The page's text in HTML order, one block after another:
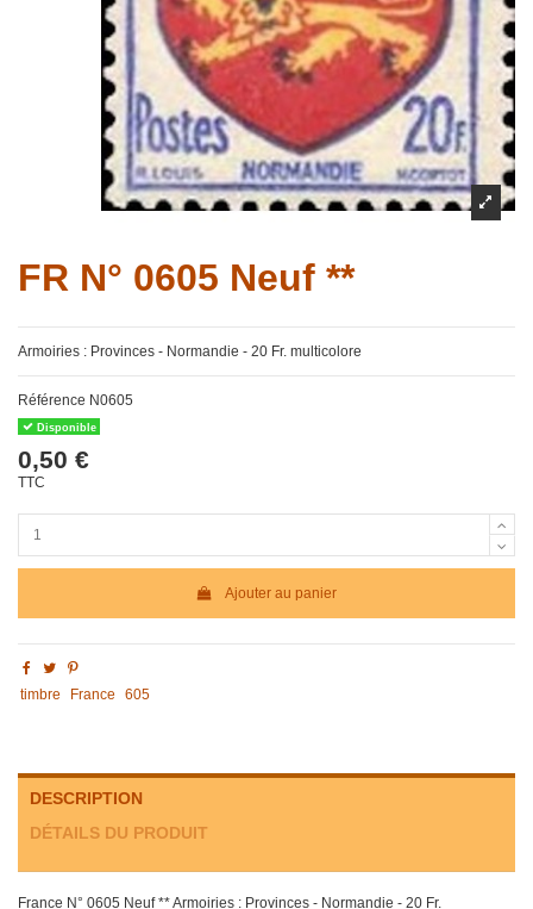
FR N° 0605 Neuf **
Armoiries : Provinces - Normandie - 20 Fr. multicolore
Référence N0605
Disponible
0,50 €
TTC
Ajouter au panier
timbre France 605
DESCRIPTION
DÉTAILS DU PRODUIT
France N° 0605 Neuf ** Armoiries : Provinces - Normandie - 20 Fr.